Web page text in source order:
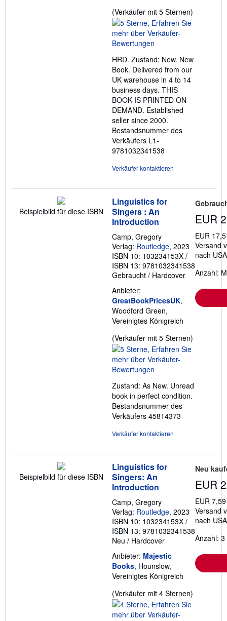
(Verkäufer mit 5 Sternen)
HRD. Zustand: New. New
Book. Delivered from our
UK warehouse in 4 to 14
business days. THIS
BOOK IS PRINTED ON
DEMAND. Established
seller since 2000.
Bestandsnummer des
Verkäufers L1-
9781032341538
Verkäufer kontaktieren
Beispielbild für diese ISBN
Linguistics for
Singers : An
Introduction
Camp, Gregory
Verlag: Routledge, 2023
ISBN 10: 103234153X /
ISBN 13: 9781032341538
Gebraucht / Hardcover
Anbieter:
GreatBookPricesUK,
Woodford Green,
Vereinigtes Königreich
(Verkäufer mit 5 Sternen)
Zustand: As New. Unread
book in perfect condition.
Bestandsnummer des
Verkäufers 45814373
Verkäufer kontaktieren
EUR
EUR
Versand
nach USA
Anzahl:
Beispielbild für diese ISBN
Linguistics for
Singers: An
Introduction
Camp, Gregory
Verlag: Routledge, 2023
ISBN 10: 103234153X /
ISBN 13: 9781032341538
Neu / Hardcover
Anbieter: Majestic
Books, Hounslow,
Vereinigtes Königreich
(Verkäufer mit 4 Sternen)
Neu
EUR
EUR
Versand
nach USA
Anzahl: